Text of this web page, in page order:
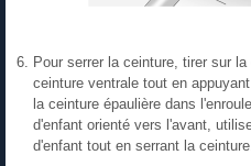
Pour serrer la ceinture, tirer sur
ceinture ventrale tout en
la ceinture épaulière dans
d'enfant orienté vers l'avant,
d'enfant tout en serrant la